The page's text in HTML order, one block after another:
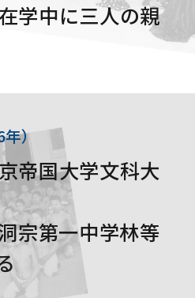
学中に三人の親
年）
帝国大学文科大
宗第一中学林等